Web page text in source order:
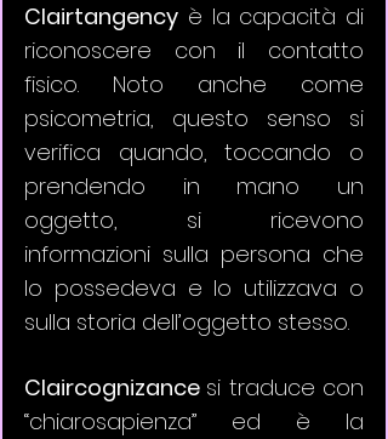
Clairtangency è la capacità di
riconoscere con il contatto
fisico. Noto anche come
psicometria, questo senso si
verifica quando, toccando o
prendendo in mano un
oggetto, si ricevono
informazioni sulla persona che
lo possedeva e lo utilizzava o
sulla storia dell’oggetto stesso.
Claircognizance si traduce con
“chiarosapienza” ed è la